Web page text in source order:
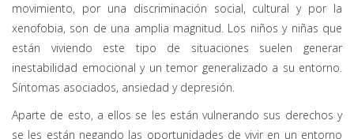
movimiento, por una discriminación social, cultural y por la
xenofobia, son de una amplia magnitud. Los niños y niñas que
están viviendo este tipo de situaciones suelen generar
inestabilidad emocional y un temor generalizado a su entorno.
Síntomas asociados, ansiedad y depresión.
Aparte de esto, a ellos se les están vulnerando sus derechos y
se les están negando las oportunidades de vivir en un entorno